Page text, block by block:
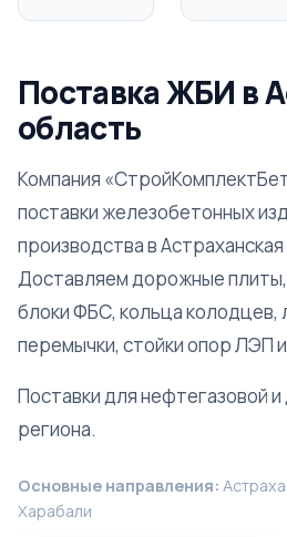
Поставка ЖБИ в
область
Компания
поставки железобетонных
производства в
Доставляем дорожные
блоки ФБС, кольца колодцев,
перемычки, стойки опор ЛЭП
Поставки для нефтегазовой
региона.
Основные направления:
Харабали